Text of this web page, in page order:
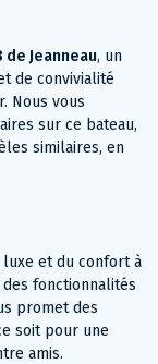
de Jeanneau, un
de convivialité
Nous vous
sur ce bateau,
similaires, en
et du confort à
fonctionnalités
promet des
soit pour une
amis.